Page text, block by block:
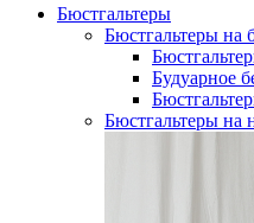
Бюстгальтеры
Бюстгальтеры на
Будуарное
Бюстгальтеры на